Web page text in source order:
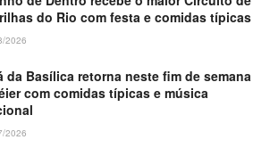
do Rio com festa e comidas típicas
2026
da Basílica retorna neste fim de semana
com comidas típicas e música
2026